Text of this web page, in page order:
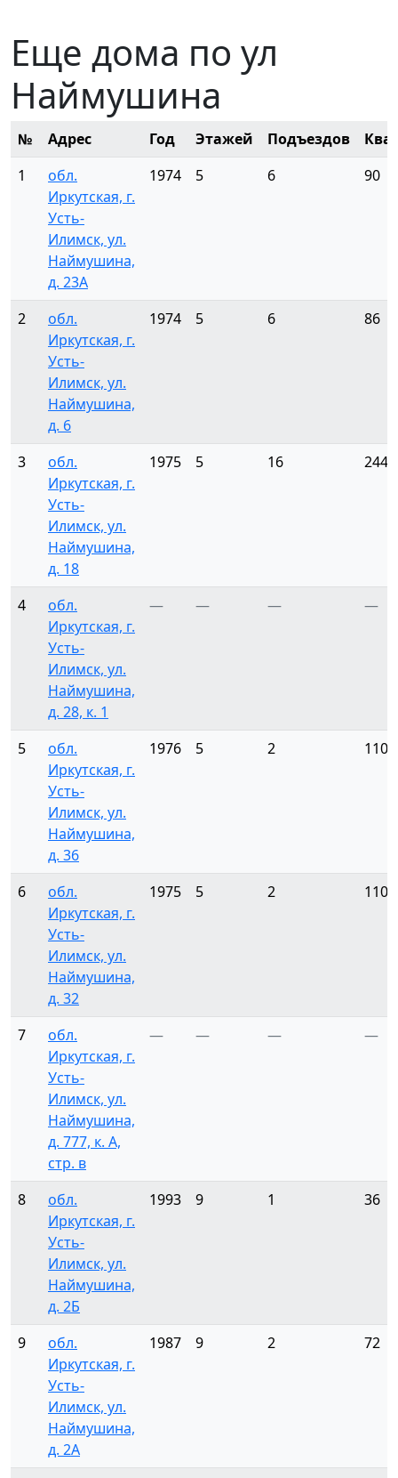
Еще дома по ул
Наймушина
№ Адрес Год Этажей Подъездов
1
обл.
Иркутская, г.
Усть-
Илимск, ул.
Наймушина,
д. 23А
1974 5 6 90
2
обл.
Иркутская, г.
Усть-
Илимск, ул.
Наймушина,
д. 6
1974 5 6 86
3
обл.
Иркутская, г.
Усть-
Илимск, ул.
Наймушина,
д. 18
1975 5 16 244
4
обл.
Иркутская, г.
Усть-
Илимск, ул.
Наймушина,
д. 28, к. 1
— — — —
5
обл.
Иркутская, г.
Усть-
Илимск, ул.
Наймушина,
д. 36
1976 5 2 110
6
обл.
Иркутская, г.
Усть-
Илимск, ул.
Наймушина,
д. 32
1975 5 2 110
7
обл.
Иркутская, г.
Усть-
Илимск, ул.
Наймушина,
д. 777, к. А,
стр. в
— — — —
8
обл.
Иркутская, г.
Усть-
Илимск, ул.
Наймушина,
д. 2Б
1993 9 1 36
9
обл.
Иркутская, г.
Усть-
Илимск, ул.
Наймушина,
д. 2А
1987 9 2 72